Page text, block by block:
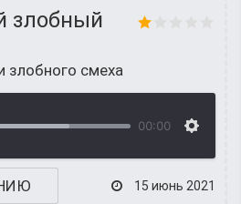
злобный
злобного смеха
00:00
15 июнь 2021